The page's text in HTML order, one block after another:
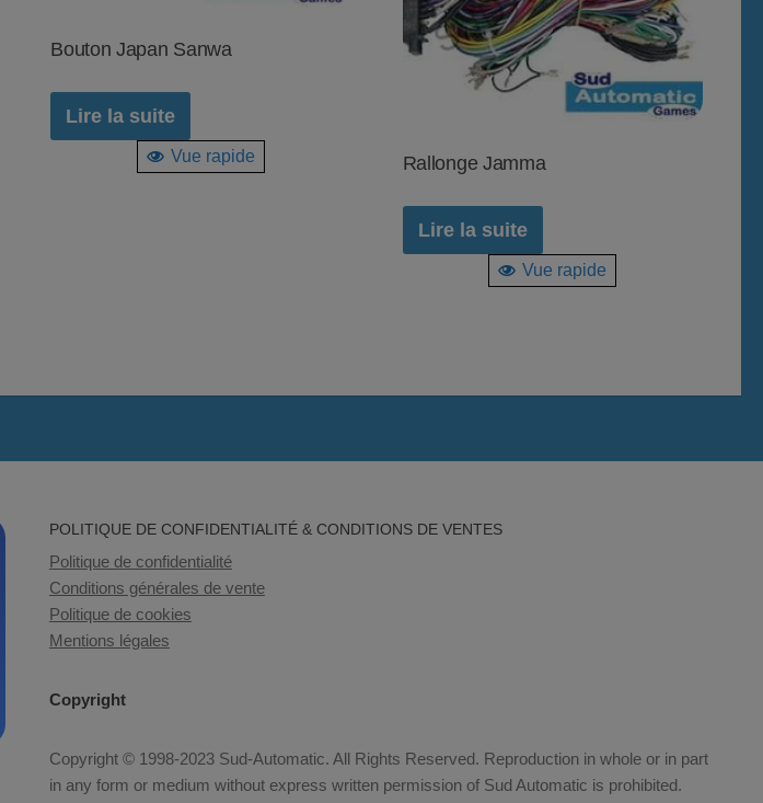
Bouton Japan Sanwa
Lire la suite
Vue rapide Rallonge Jamma
Lire la suite
Vue rapide
POLITIQUE DE CONFIDENTIALITÉ & CONDITIONS DE VENTES
Politique de confidentialité
Conditions générales de vente
Politique de cookies
Mentions légales
Copyright
Copyright © 1998-2023 Sud-Automatic. All Rights Reserved. Reproduction in whole or in part
in any form or medium without express written permission of Sud Automatic is prohibited.